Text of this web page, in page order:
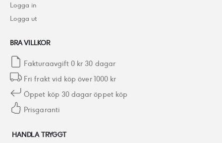
Logga in
Logga ut
BRA VILLKOR
Fakturaavgift 0 kr 30 dagar
Fri frakt vid köp över 1000 kr
Öppet köp 30 dagar öppet köp
Prisgaranti
HANDLA TRYGGT